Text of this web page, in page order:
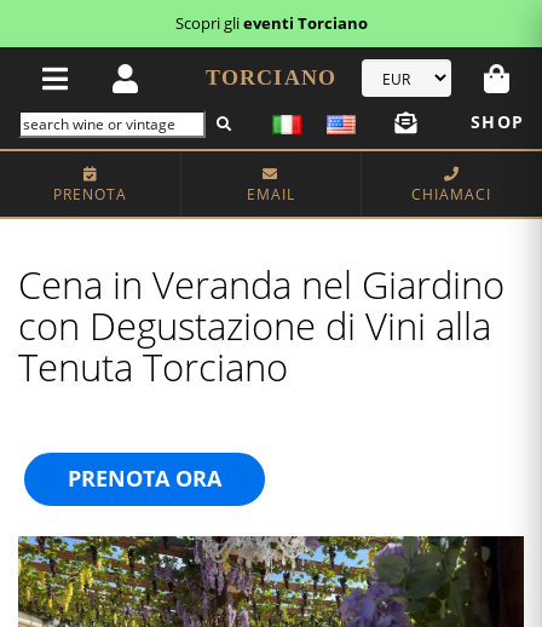
Scopri ibuoni regalo
TORCIANO
SHOP
PRENOTA EMAIL CHIAMACI
Cena in Veranda nel Giardino
con Degustazione di Vini alla
Tenuta Torciano
PRENOTA ORA